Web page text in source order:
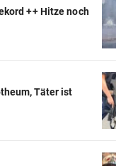
++ Hitze noch
Täter ist